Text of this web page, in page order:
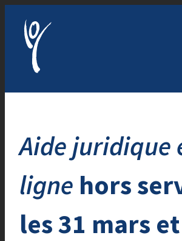
Aide juridique
ligne hors
les 31 mars et